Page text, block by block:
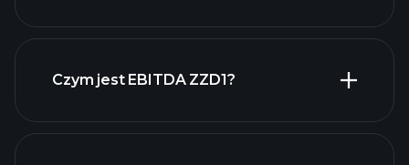
największych
Czym jest EBITDA ZZD1?